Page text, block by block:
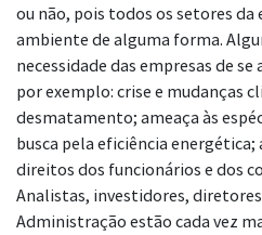
ou não, pois todos os setores
ambiente de alguma forma.
necessidade das empresas de se
por exemplo: crise e mudanças
desmatamento; ameaça às
busca pela eficiência energética;
direitos dos funcionários e dos
Analistas, investidores, diretores
Administração estão cada vez